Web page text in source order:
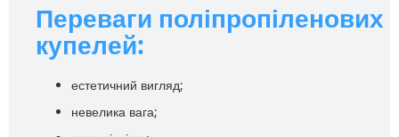
Переваги поліпропіленових
купелей:
естетичний вигляд;
невелика вага;